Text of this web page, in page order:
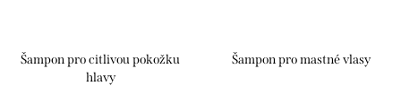
Šampon pro citlivou pokožku
hlavy
Šampon pro mastné vlasy